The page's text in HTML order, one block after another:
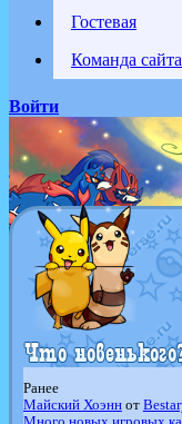
Гостевая
Команда сайта
Войти
Ранее
Майский Хоэннот